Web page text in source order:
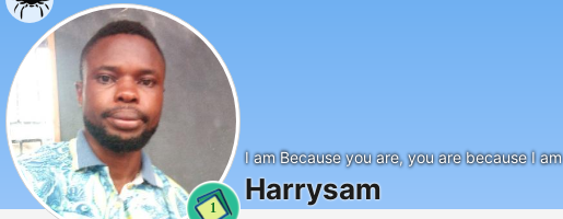
1
I am Because you are, you are because I am
Harrysam